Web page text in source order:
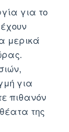
για το
μερικά
για
πιθανόν
της